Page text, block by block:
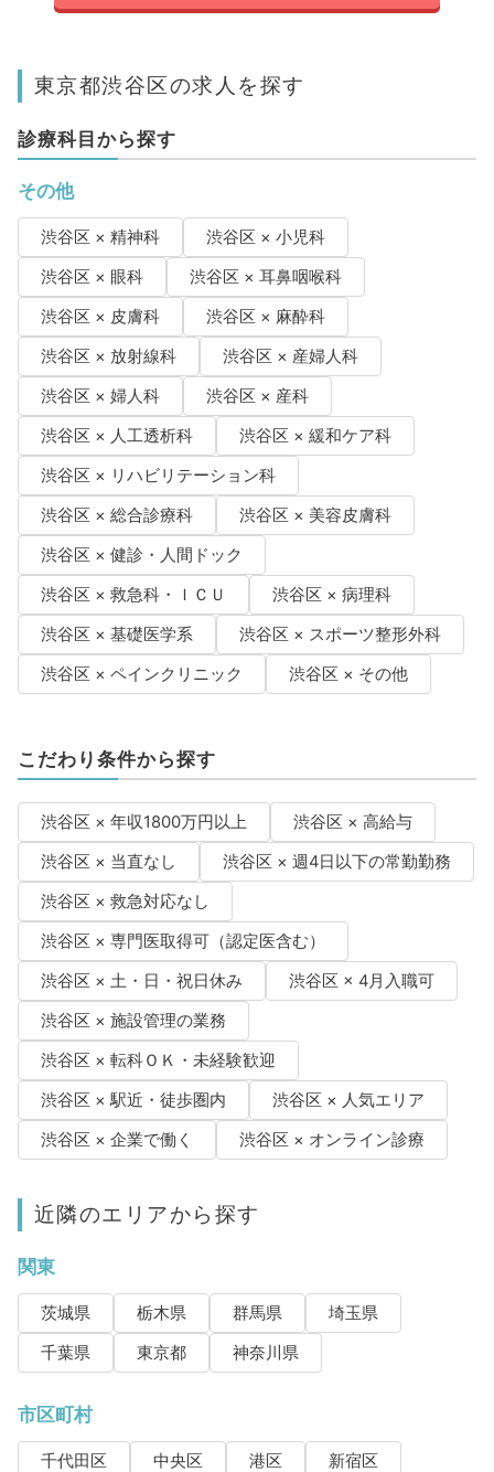
東京都渋谷区の求人を探す
診療科目から探す
その他
渋谷区 × 精神科
渋谷区 × 小児科
渋谷区 × 眼科
渋谷区 × 耳鼻咽喉科
渋谷区 × 皮膚科
渋谷区 × 麻酔科
渋谷区 × 放射線科
渋谷区 × 産婦人科
渋谷区 × 婦人科
渋谷区 × 産科
渋谷区 × 人工透析科
渋谷区 × 緩和ケア科
渋谷区 × リハビリテーション科
渋谷区 × 総合診療科
渋谷区 × 美容皮膚科
渋谷区 × 健診・人間ドック
渋谷区 × 救急科・ＩＣＵ
渋谷区 × 病理科
渋谷区 × 基礎医学系
渋谷区 × スポーツ整形外科
渋谷区 × ペインクリニック
渋谷区 × その他
こだわり条件から探す
渋谷区 × 年収1800万円以上
渋谷区 × 高給与
渋谷区 × 当直なし
渋谷区 × 週4日以下の常勤勤務
渋谷区 × 救急対応なし
渋谷区 × 専門医取得可（認定医含む）
渋谷区 × 土・日・祝日休み
渋谷区 × 4月入職可
渋谷区 × 施設管理の業務
渋谷区 × 転科ＯＫ・未経験歓迎
渋谷区 × 駅近・徒歩圏内
渋谷区 × 人気エリア
渋谷区 × 企業で働く
渋谷区 × オンライン診療
近隣のエリアから探す
関東
茨城県 栃木県 群馬県
埼玉県
千葉県
東京都 神奈川県
市区町村
千代田区 中央区 港区
新宿区